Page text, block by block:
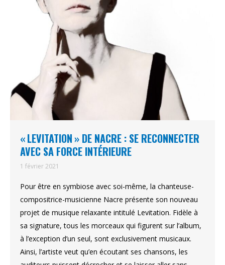
« LEVITATION » DE NACRE : SE RECONNECTER
AVEC SA FORCE INTÉRIEURE
1 février 2021
Pour être en symbiose avec soi-même, la chanteuse-
compositrice-musicienne Nacre présente son nouveau
projet de musique relaxante intitulé Levitation. Fidèle à
sa signature, tous les morceaux qui figurent sur l’album,
à l’exception d’un seul, sont exclusivement musicaux.
Ainsi, l’artiste veut qu’en écoutant ses chansons, les